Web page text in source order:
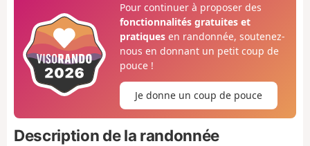
Pour continuer à proposer des
fonctionnalités gratuites et
pratiquesen randonnée, soutenez-
nous en donnant un petit coup de
pouce !
Je donne un coup de pouce
Description de la randonnée